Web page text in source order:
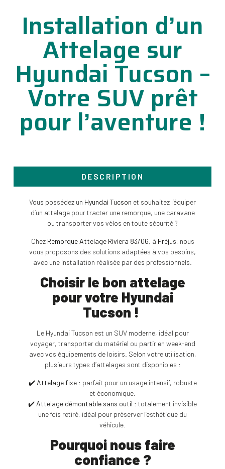
Installation d’un
Attelage sur
Hyundai Tucson –
Votre SUV prêt
pour l’aventure !
DESCRIPTION
Vous possédez un Hyundai Tucson et souhaitez l’équiper
d’un attelage pour tracter une remorque, une caravane
ou transporter vos vélos en toute sécurité ?
Chez Remorque Attelage Riviera 83/06, à Fréjus, nous
vous proposons des solutions adaptées à vos besoins,
avec une installation réalisée par des professionnels.
Choisir le bon attelage
pour votre Hyundai
Tucson !
Le Hyundai Tucson est un SUV moderne, idéal pour
voyager, transporter du matériel ou partir en week-end
avec vos équipements de loisirs. Selon votre utilisation,
plusieurs types d’attelages sont disponibles :
✔️ Attelage fixe: parfait pour un usage intensif, robuste
et économique.
✔️ Attelage démontable sans outil : totalement invisible
une fois retiré, idéal pour préserver l’esthétique du
véhicule.
Pourquoi nous faire
confiance ?